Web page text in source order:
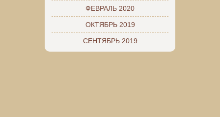
ФЕВРАЛЬ 2020
ОКТЯБРЬ 2019
СЕНТЯБРЬ 2019